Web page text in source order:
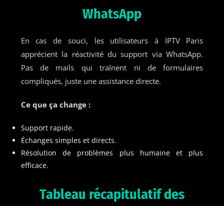
WhatsApp
En cas de souci, les utilisateurs à IPTV Paris
apprécient la réactivité du support via WhatsApp.
Pas de mails qui traînent ni de formulaires
compliqués, juste une assistance directe.
Ce que ça change :
Support rapide.
Échanges simples et directs.
Résolution de problèmes plus humaine et plus
efficace.
Tableau récapitulatif des